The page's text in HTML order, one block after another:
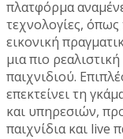
πλατφόρμα
τεχνολογίες,
εικονική
μια πιο
παιχνιδιού.
επεκτείνει τη
και υπηρεσιών,
παιχνίδια και live